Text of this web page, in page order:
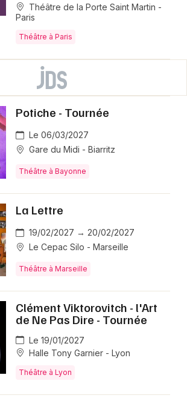
Théâtre de la Porte Saint Martin -
Paris
Théâtre à Paris
Potiche - Tournée
Le 06/03/2027
Gare du Midi - Biarritz
Théâtre à Bayonne
La Lettre
19/02/2027 → 20/02/2027
Le Cepac Silo - Marseille
Théâtre à Marseille
Clément Viktorovitch - l'Art
de Ne Pas Dire - Tournée
Le 19/01/2027
Halle Tony Garnier - Lyon
Théâtre à Lyon